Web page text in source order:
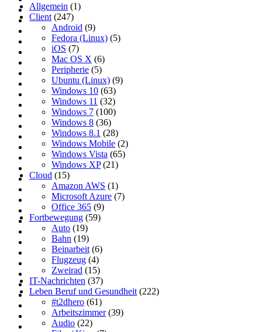
Allgemein (1)
Client (247)
Android (9)
Fedora (Linux) (5)
iOS (7)
Mac OS X (6)
Peripherie (5)
Ubuntu (Linux) (9)
Windows 10 (63)
Windows 11 (32)
Windows 7 (100)
Windows 8 (36)
Windows 8.1 (28)
Windows Mobile (2)
Windows Vista (65)
Windows XP(21)
Cloud (15)
Amazon AWS (1)
Microsoft Azure (7)
Office 365 (9)
Fortbewegung (59)
Auto (19)
Bahn (19)
Beinarbeit (6)
Flugzeug (4)
Zweirad (15)
IT-Nachrichten (37)
Leben Beruf und Gesundheit (222)
#t2dhero (61)
Arbeitszimmer(39)
Audio (22)